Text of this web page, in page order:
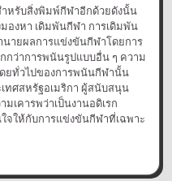
หรับสิ่งพิมพ์กีฬาอีกด้วยดังนั้น
งหา เดิมพันกีฬา การเดิมพัน
ายผลการแข่งขันกีฬาโดยการ
กว่าการพนันรูปแบบอื่น ๆ ความ
ยทั่วไปของการพนันกีฬานั้น
ทศสหรัฐอเมริกา ผู้สนับสนุน
เคารพว่าเป็นงานอดิเรก
จให้กับการแข่งขันกีฬาที่เฉพาะ